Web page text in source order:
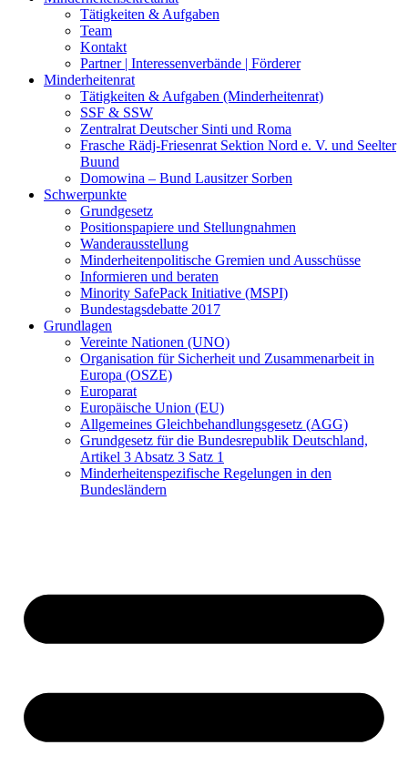
Tätigkeiten & Aufgaben
Team
Kontakt
Partner | Interessenverbände | Förderer
Minderheitenrat
Tätigkeiten & Aufgaben (Minderheitenrat)
SSF & SSW
Zentralrat Deutscher Sinti und Roma
Frasche Rädj-Friesenrat Sektion Nord e. V. und Seelter
Buund
Domowina – Bund Lausitzer Sorben
Schwerpunkte
Grundgesetz
Positionspapiere und Stellungnahmen
Wanderausstellung
Minderheitenpolitische Gremien und Ausschüsse
Informieren und beraten
Minority SafePack Initiative (MSPI)
Bundestagsdebatte 2017
Grundlagen
Vereinte Nationen (UNO)
Organisation für Sicherheit und Zusammenarbeit in
Europa (OSZE)
Europarat
Europäische Union (EU)
Allgemeines Gleichbehandlungsgesetz (AGG)
Grundgesetz für die Bundesrepublik Deutschland,
Artikel 3 Absatz 3 Satz 1
Minderheitenspezifische Regelungen in den
Bundesländern